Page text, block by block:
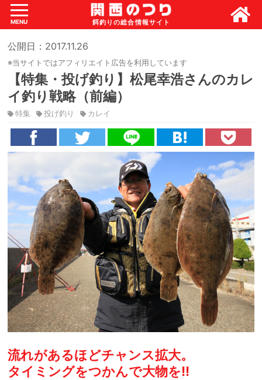
MENU
公開日：2017.11.26
※当サイトではアフィリエイト広告を利用しています
【特集・投げ釣り】松尾幸浩さんのカレ
イ釣り戦略（前編）
特集 投げ釣り カレイ
流れがあるほどチャンス拡大。
タイミングをつかんで大物を!!